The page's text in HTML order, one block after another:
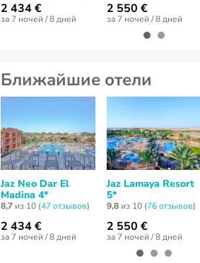
2 434 €
за 7 ночей / 8 дней
2 550 €
за 7 ночей / 8 дней
Ближайшие отели
Jaz Neo Dar El
Madina 4*
8,7 из 10 (47 отзывов)
2 434 €
за 7 ночей / 8 дней
Jaz Lamaya Resort
5*
9,8 из 10 (76 отзывов)
2 550 €
за 7 ночей / 8 дней